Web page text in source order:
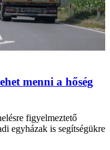
menni a hőség
figyelmeztető
egyházak is segítségükre